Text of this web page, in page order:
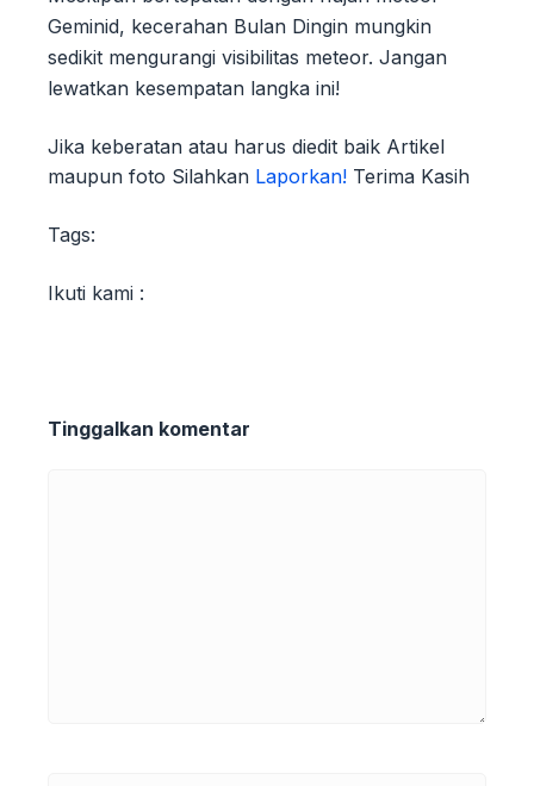
Geminid, kecerahan Bulan Dingin mungkin
sedikit mengurangi visibilitas meteor. Jangan
lewatkan kesempatan langka ini!
Jika keberatan atau harus diedit baik Artikel
maupun foto Silahkan Laporkan! Terima Kasih
Tags:
Ikuti kami :
Tinggalkan komentar